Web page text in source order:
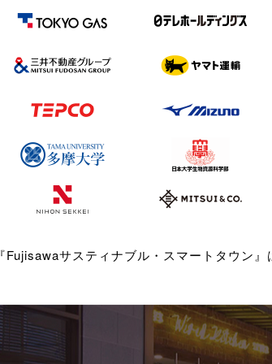
『Fujisawaサスティナブル・スマートタウン